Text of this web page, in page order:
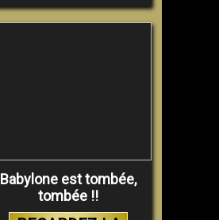
Babylone est tombée,
tombée !!